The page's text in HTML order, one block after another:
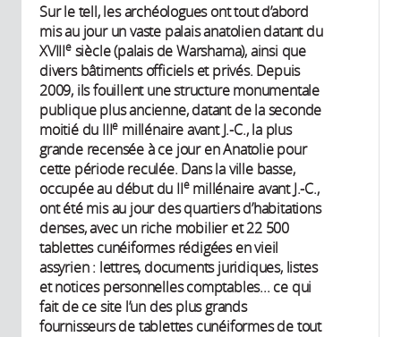
Sur le tell, les archéologues ont tout d’abord
mis au jour un vaste palais anatolien datant du
XVIIIesiècle (palais de Warshama), ainsi que
divers bâtiments officiels et privés. Depuis
2009, ils fouillent une structure monumentale
publique plus ancienne, datant de la seconde
moitié du IIIe millénaire avant J.-C., la plus
grande recensée à ce jour en Anatolie pour
cette période reculée. Dans la ville basse,
occupée au début du IIemillénaire avant J.-C.,
ont été mis au jour des quartiers d’habitations
denses, avec un riche mobilier et 22 500
tablettes cunéiformes rédigées en vieil
assyrien : lettres, documents juridiques, listes
et notices personnelles comptables... ce qui
fait de ce site l’un des plus grands
fournisseurs de tablettes cunéiformes de tout